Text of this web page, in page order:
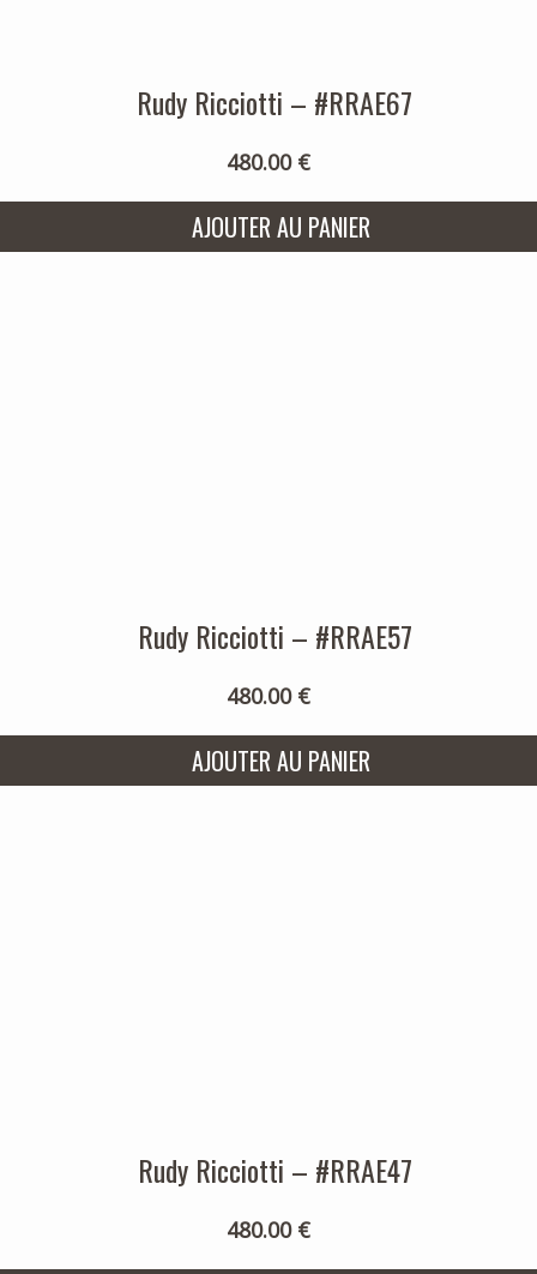
Rudy Ricciotti – #RRAE67
480.00 €
AJOUTER AU PANIER
Rudy Ricciotti – #RRAE57
480.00 €
AJOUTER AU PANIER
Rudy Ricciotti – #RRAE47
480.00 €